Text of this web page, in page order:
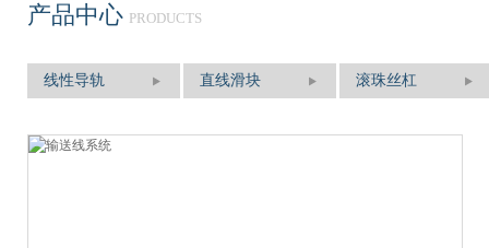
产品中心 PRODUCTS
线性导轨 直线滑块 滚珠丝杠